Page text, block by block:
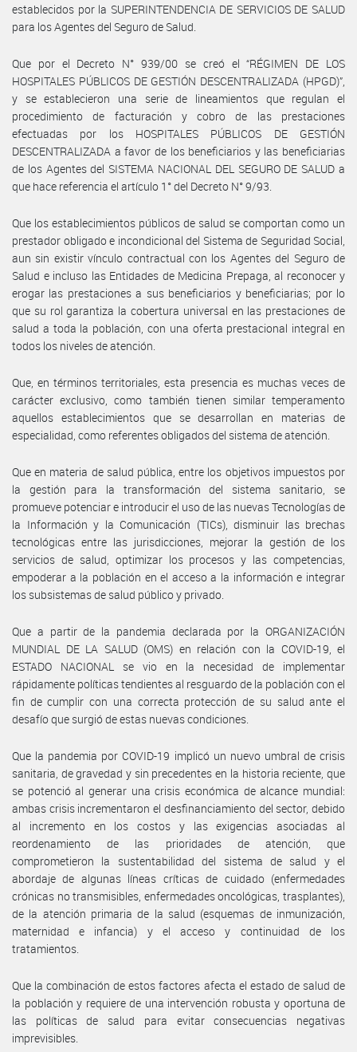
establecidos por la SUPERINTENDENCIA DE SERVICIOS DE SALUD
para los Agentes del Seguro de Salud.
Que por el Decreto N° 939/00 se creó el “RÉGIMEN DE LOS
HOSPITALES PÚBLICOS DE GESTIÓN DESCENTRALIZADA (HPGD)”,
y se establecieron una serie de lineamientos que regulan el
procedimiento de facturación y cobro de las prestaciones
efectuadas por los HOSPITALES PÚBLICOS DE GESTIÓN
DESCENTRALIZADA a favor de los beneficiarios y las beneficiarias
de los Agentes del SISTEMA NACIONAL DEL SEGURO DE SALUD a
que hace referencia el artículo 1° del Decreto N° 9/93.
Que los establecimientos públicos de salud se comportan como un
prestador obligado e incondicional del Sistema de Seguridad Social,
aun sin existir vínculo contractual con los Agentes del Seguro de
Salud e incluso las Entidades de Medicina Prepaga, al reconocer y
erogar las prestaciones a sus beneficiarios y beneficiarias; por lo
que su rol garantiza la cobertura universal en las prestaciones de
salud a toda la población, con una oferta prestacional integral en
todos los niveles de atención.
Que, en términos territoriales, esta presencia es muchas veces de
carácter exclusivo, como también tienen similar temperamento
aquellos establecimientos que se desarrollan en materias de
especialidad, como referentes obligados del sistema de atención.
Que en materia de salud pública, entre los objetivos impuestos por
la gestión para la transformación del sistema sanitario, se
promueve potenciar e introducir el uso de las nuevas Tecnologías de
la Información y la Comunicación (TICs), disminuir las brechas
tecnológicas entre las jurisdicciones, mejorar la gestión de los
servicios de salud, optimizar los procesos y las competencias,
empoderar a la población en el acceso a la información e integrar
los subsistemas de salud público y privado.
Que a partir de la pandemia declarada por la ORGANIZACIÓN
MUNDIAL DE LA SALUD (OMS) en relación con la COVID-19, el
ESTADO NACIONAL se vio en la necesidad de implementar
rápidamente políticas tendientes al resguardo de la población con el
fin de cumplir con una correcta protección de su salud ante el
desafío que surgió de estas nuevas condiciones.
Que la pandemia por COVID-19 implicó un nuevo umbral de crisis
sanitaria, de gravedad y sin precedentes en la historia reciente, que
se potenció al generar una crisis económica de alcance mundial:
ambas crisis incrementaron el desfinanciamiento del sector, debido
al incremento en los costos y las exigencias asociadas al
reordenamiento de las prioridades de atención, que
comprometieron la sustentabilidad del sistema de salud y el
abordaje de algunas líneas críticas de cuidado (enfermedades
crónicas no transmisibles, enfermedades oncológicas, trasplantes),
de la atención primaria de la salud (esquemas de inmunización,
maternidad e infancia) y el acceso y continuidad de los
tratamientos.
Que la combinación de estos factores afecta el estado de salud de
la población y requiere de una intervención robusta y oportuna de
las políticas de salud para evitar consecuencias negativas
imprevisibles.